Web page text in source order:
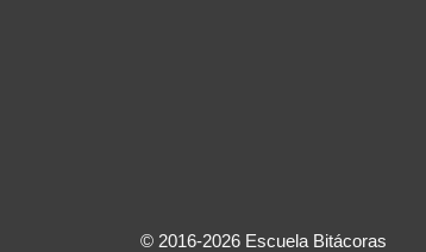
© 2016-2026 Escuela Bitácoras